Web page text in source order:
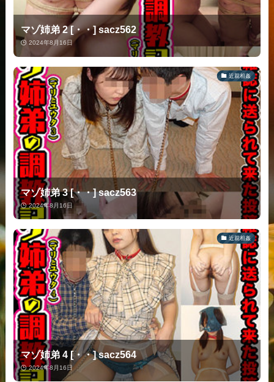
マゾ姉弟 2 [・・] sacz562
2024年8月16日
近親相姦
マゾ姉弟 3 [・・] sacz563
2024年8月16日
近親相姦
マゾ姉弟 4 [・・] sacz564
2024年8月16日